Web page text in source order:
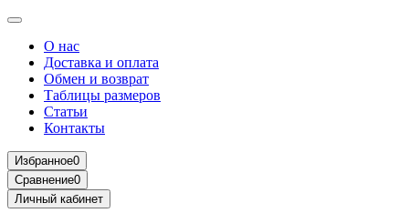
О нас
Доставка и оплата
Обмен и возврат
Таблицы размеров
Статьи
Контакты
Избранное0
Сравнение0
Личный кабинет